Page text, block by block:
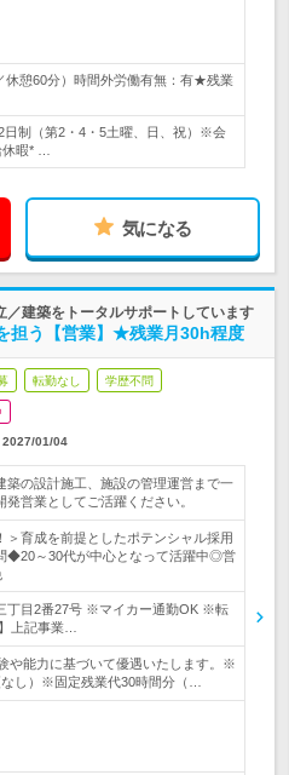
休憩60分）時間外労働有無：有★残業
日制（第2・4・5土曜、日、祝）※会
暇* …
気になる
建築をトータルサポートしています
担う【営業】★残業月30h程度
転勤なし 学歴不問
2027/01/04
築の設計施工、施設の管理運営まで一
営業としてご活躍ください。
＞育成を前提としたポテンシャル採用
◆20～30代が中心となって活躍中◎営
丁目2番27号 ※マイカー通勤OK ※転
上記事業…
や能力に基づいて優遇いたします。※
し）※固定残業代30時間分（…